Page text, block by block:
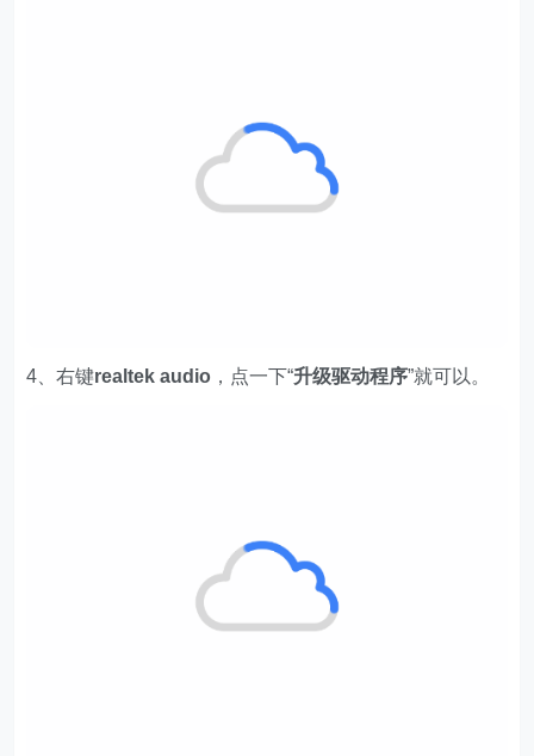
4、右键realtek audio ，点一下“升级驱动程序”就可以。